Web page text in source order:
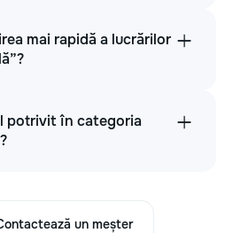
mai rapidă a lucrărilor
potrivit în categoria
un meșter